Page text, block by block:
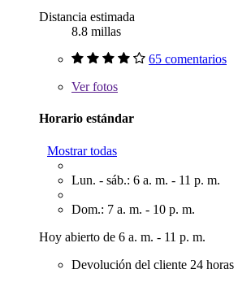
Distancia estimada
8.8 millas
65 comentarios
Verfotos
Horario estándar
Mostrar todas
Lun. - sáb.: 6 a. m. - 11 p. m.
Dom.: 7 a. m. - 10 p. m.
Hoy abierto de 6 a. m. - 11 p. m.
Devolución del cliente 24 horas